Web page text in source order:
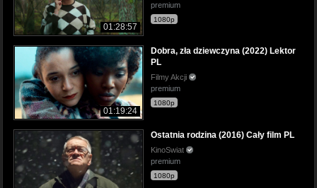
01:28:57
premium
1080p
01:19:24
Dobra, zła dziewczyna (2022) Lektor
PL
Filmy Akcji
premium
1080p
Ostatnia rodzina (2016) Cały film PL
KinoSwiat
premium
1080p